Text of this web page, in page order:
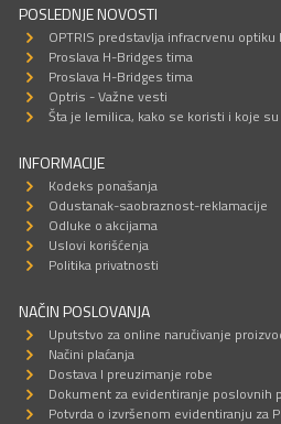
POSLEDNJE NOVOSTI
OPTRIS predstavlja infracrvenu
Proslava H-Bridges tima
Proslava H-Bridges tima
Optris - Važne vesti
Šta je lemilica, kako se koristi i koje
INFORMACIJE
Kodeks ponašanja
Odustanak-saobraznost-reklamacije
Odluke o akcijama
Uslovi korišćenja
Politika privatnosti
NAČIN POSLOVANJA
Uputstvo za online naručivanje
Načini plaćanja
Dostava I preuzimanje robe
Dokument za evidentiranje poslovnih
Potvrda o izvršenom evidentiranju za